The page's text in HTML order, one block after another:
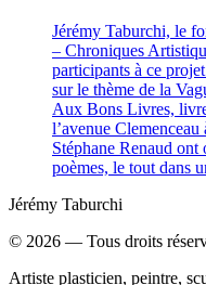
Jérémy Taburchi, le
– Chroniques
participants à ce
sur le thème de la
Aux Bons Livres,
l’avenue
Stéphane Renaud ont
poèmes, le tout dans
Jérémy Taburchi
© 2026 — Tous droits
Artiste plasticien, peintre,